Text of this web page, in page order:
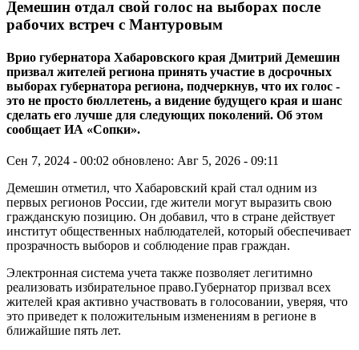
Демешин отдал свой голос на выборах после
рабочих встреч с Мантуровым
Врио губернатора Хабаровского края Дмитрий Демешин
призвал жителей региона принять участие в досрочных
выборах губернатора региона, подчеркнув, что их голос -
это не просто бюллетень, а видение будущего края и шанс
сделать его лучше для следующих поколений. Об этом
сообщает ИА «Сопки».
Сен 7, 2024 - 00:02 обновлено: Авг 5, 2026 - 09:11
Демешин отметил, что Хабаровский край стал одним из
первых регионов России, где жители могут выразить свою
гражданскую позицию. Он добавил, что в стране действует
институт общественных наблюдателей, который обеспечивает
прозрачность выборов и соблюдение прав граждан.
Электронная система учета также позволяет легитимно
реализовать избирательное право.Губернатор призвал всех
жителей края активно участвовать в голосовании, уверяя, что
это приведет к положительным изменениям в регионе в
ближайшие пять лет.